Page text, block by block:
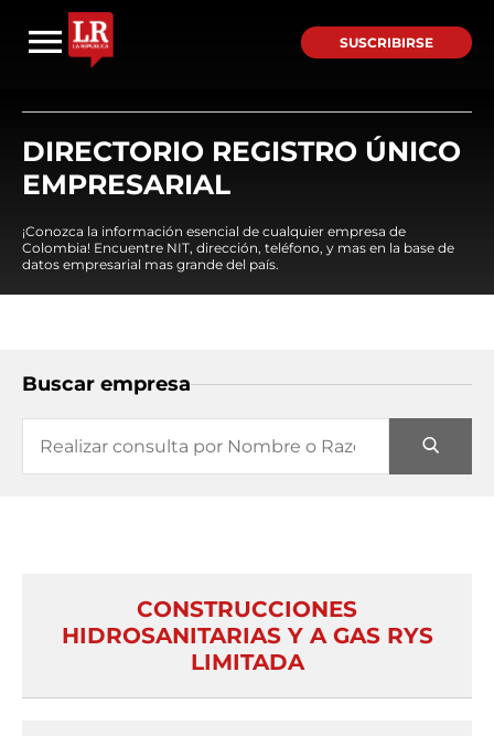
SUSCRIBIRSE
DIRECTORIO REGISTRO ÚNICO
EMPRESARIAL
¡Conozca la información esencial de cualquier empresa de
Colombia! Encuentre NIT, dirección, teléfono, y mas en la base de
datos empresarial mas grande del país.
Buscar empresa
CONSTRUCCIONES
HIDROSANITARIAS Y A GAS RYS
LIMITADA